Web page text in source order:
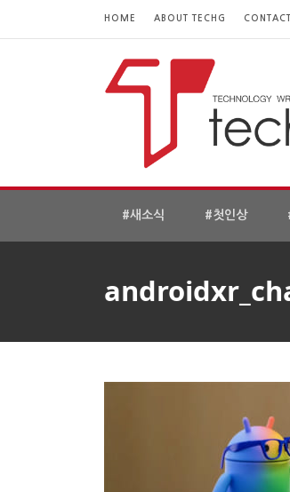
HOME ABOUT TECHG CONTACT
#새소식 #첫인상